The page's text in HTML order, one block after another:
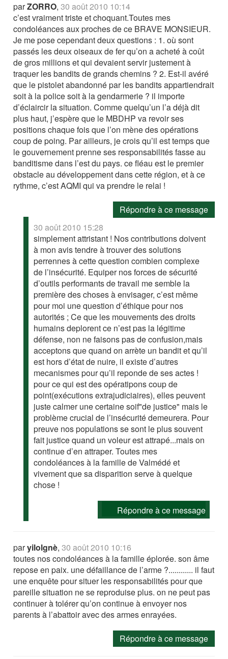
parZORRO,30 août 2010 10:14
c’est vraiment triste et choquant.Toutes mes
condoléances aux proches de ce BRAVE MONSIEUR.
Je me pose cependant deux questions : 1. où sont
passés les deux oiseaux de fer qu’on a acheté à coût
de gros millions et qui devaient servir justement à
traquer les bandits de grands chemins ? 2. Est-il avéré
que le pistolet abandonné par les bandits appartiendrait
soit à la police soit à la gendarmerie ? il importe
d’éclaircir la situation. Comme quelqu’un l’a déjà dit
plus haut, j’espère que le MBDHP va revoir ses
positions chaque fois que l’on mène des opérations
coup de poing. Par ailleurs, je crois qu’il est temps que
le gouvernement prenne ses responsabilités fasse au
banditisme dans l’est du pays. ce fléau est le premier
obstacle au développement dans cette région, et à ce
rythme, c’est AQMI qui va prendre le relai !
Répondre à ce message
30 août 2010 15:28
simplement attristant ! Nos contributions doivent
à mon avis tendre à trouver des solutions
perrennes à cette question combien complexe
de l’insécurité. Equiper nos forces de sécurité
d’outils performants de travail me semble la
première des choses à envisager, c’est même
pour moi une question d’éthique pour nos
autorités ; Ce que les mouvements des droits
humains deplorent ce n’est pas la légitime
défense, non ne faisons pas de confusion,mais
acceptons que quand on arrète un bandit et qu’il
est hors d’état de nuire, il existe d’autres
mecanismes pour qu’il reponde de ses actes !
pour ce qui est des opératipons coup de
point(exécutions extrajudiciaires), elles peuvent
juste calmer une certaine soif"de justice" mais le
problème crucial de l’insécurité demeurera. Pour
preuve nos populations se sont le plus souvent
fait justice quand un voleur est attrapé...mais on
continue d’en attraper. Toutes mes
condoléances à la famille de Valmédé et
vivement que sa disparition serve à quelque
chose !
Répondre à ce message
paryilolgnè,30 août 2010 10:16
toutes nos condoléances à la famille éplorée. son âme
repose en paix. une défaillance de l’arme ?............ il faut
une enquête pour situer les responsabilités pour que
pareille situation ne se reproduise plus. on ne peut pas
continuer à tolérer qu’on continue à envoyer nos
parents à l’abattoir avec des armes enrayées.
Répondre à ce message